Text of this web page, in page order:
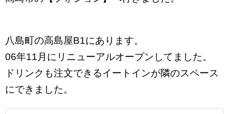
八島町の高島屋B1にあります。
06年11月にリニューアルオープンしてました。
ドリンクも注文できるイートインが隣のスペース
にできました。